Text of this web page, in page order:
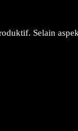
Selain